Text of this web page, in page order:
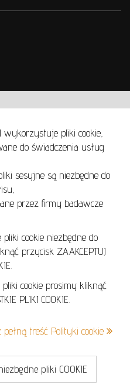
wykorzystuje pliki cookie,
do świadczenia usług
sesyjne są niezbędne do
przez firmy badawcze
cookie niezbędne do
przycisk ZAAKCEPTUJ
cookie prosimy kliknąć
PLIKI COOKIE.
pełną treść Polityki cookie
pliki COOKIE
240 157